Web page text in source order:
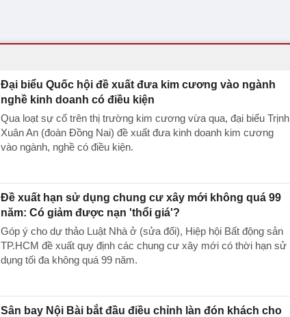
Đại biểu Quốc hội đề xuất đưa kim cương vào ngành
nghề kinh doanh có điều kiện
Qua loạt sự cố trên thị trường kim cương vừa qua, đại biểu Trịnh
Xuân An (đoàn Đồng Nai) đề xuất đưa kinh doanh kim cương
vào ngành, nghề có điều kiện.
Đề xuất hạn sử dụng chung cư xây mới không quá 99
năm: Có giảm được nạn 'thổi giá'?
Góp ý cho dự thảo Luật Nhà ở (sửa đổi), Hiệp hội Bất động sản
TP.HCM đề xuất quy định các chung cư xây mới có thời hạn sử
dụng tối đa không quá 99 năm.
Sân bay Nội Bài bắt đầu điều chỉnh làn đón khách cho